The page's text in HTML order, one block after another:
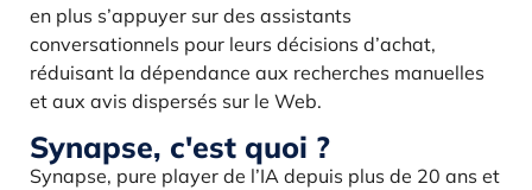
en plus s’appuyer sur des assistants
conversationnels pour leurs décisions d’achat,
réduisant la dépendance aux recherches manuelles
et aux avis dispersés sur le Web.
Synapse, c'est quoi ?
Synapse, pure player de l’IA depuis plus de 20 ans et